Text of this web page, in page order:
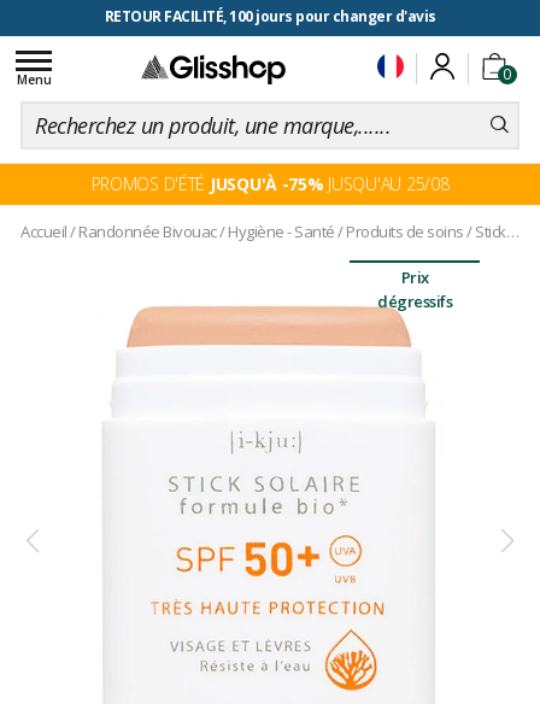
RETOUR FACILITÉ, 100 jours pour changer d'avis
0
Toggle
navigation
Menu
PROMOS D'ÉTÉ JUSQU'À -75% JUSQU'AU 25/08
Accueil/Randonnée Bivouac/Hygiène - Santé/Produits de soins/Stick Solaire Coloré SPF50+ Sable
Prix
dégressifs